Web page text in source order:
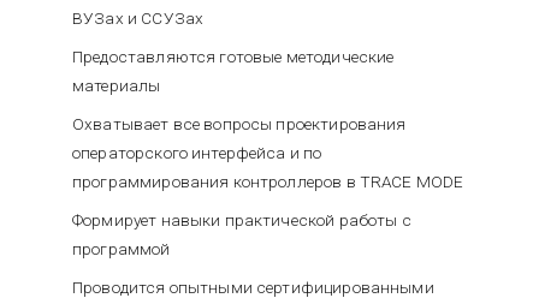
ВУЗах и ССУЗах
Предоставляются готовые методические
материалы
Охватывает все вопросы проектирования
операторского интерфейса и по
программирования контроллеров в TRACE MODE
Формирует навыки практической работы с
программой
Проводится опытными сертифицированными